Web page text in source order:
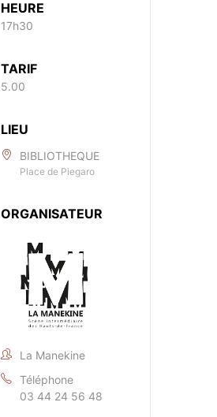
HEURE
17h30
TARIF
5.00
LIEU
BIBLIOTHEQUE
Place de Piegaro
ORGANISATEUR
La Manekine
Téléphone
03 44 24 56 48